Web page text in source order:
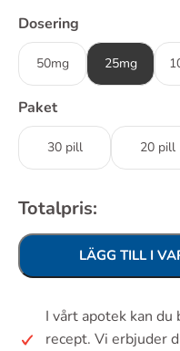
Dosering
50mg 25mg
Paket
30 pill 20 pill
Totalpris:
LÄGG TILL I
I vårt apotek kan
recept. Vi erbjuder